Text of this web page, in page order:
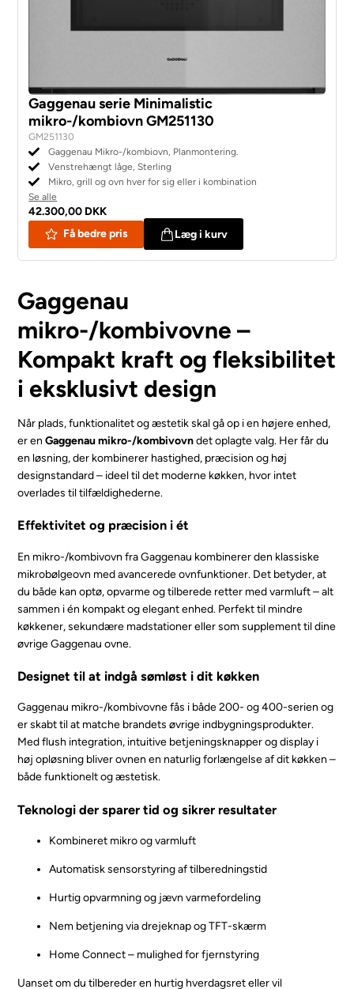
Gaggenau serie Minimalistic
mikro-/kombiovn GM251130
GM251130
Gaggenau Mikro-/kombiovn, Planmontering.
Venstrehængt låge, Sterling
Mikro, grill og ovn hver for sig eller i kombination
Se alle
42.300,00 DKK
Få bedre pris
Læg i kurv
Gaggenau
mikro-/kombivovne –
Kompakt kraft og fleksibilitet
i eksklusivt design
Når plads, funktionalitet og æstetik skal gå op i en højere enhed,
er enGaggenau mikro-/kombivovndet oplagte valg. Her får du
en løsning, der kombinerer hastighed, præcision og høj
designstandard – ideel til det moderne køkken, hvor intet
overlades til tilfældighederne.
Effektivitet og præcision i ét
En mikro-/kombivovn fra Gaggenau kombinerer den klassiske
mikrobølgeovn med avancerede ovnfunktioner. Det betyder, at
du både kan optø, opvarme og tilberede retter med varmluft – alt
sammen i én kompakt og elegant enhed. Perfekt til mindre
køkkener, sekundære madstationer eller som supplement til dine
øvrige Gaggenau ovne.
Designet til at indgå sømløst i dit køkken
Gaggenau mikro-/kombivovne fås i både 200- og 400-serien og
er skabt til at matche brandets øvrige indbygningsprodukter.
Med flush integration, intuitive betjeningsknapper og display i
høj opløsning bliver ovnen en naturlig forlængelse af dit køkken –
både funktionelt og æstetisk.
Teknologi der sparer tid og sikrer resultater
Kombineret mikro og varmluft
Automatisk sensorstyring af tilberedningstid
Hurtig opvarmning og jævn varmefordeling
Nem betjening via drejeknap og TFT-skærm
Home Connect – mulighed for fjernstyring
Uanset om du tilbereder en hurtig hverdagsret eller vil